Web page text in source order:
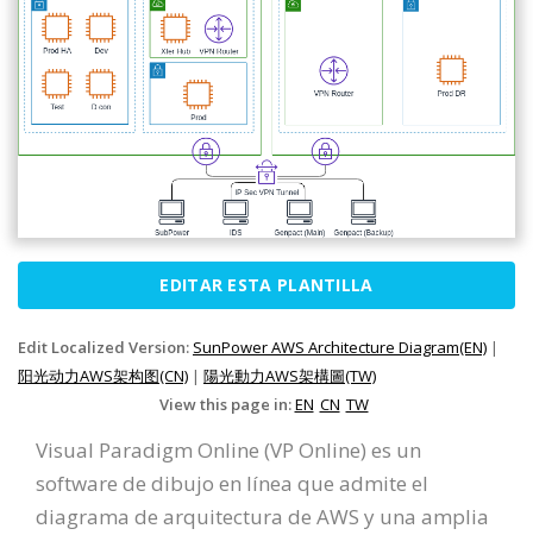
EDITAR ESTA PLANTILLA
Edit Localized Version: SunPower AWS Architecture Diagram(EN) |
阳光动力AWS架构图(CN) | 陽光動力AWS架構圖(TW)
View this page in:EN CN TW
Visual Paradigm Online (VP Online) es un
software de dibujo en línea que admite el
diagrama de arquitectura de AWS y una amplia